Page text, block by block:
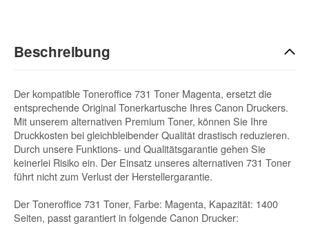
Beschreibung
Der kompatible Toneroffice 731 Toner Magenta, ersetzt die
entsprechende Original Tonerkartusche Ihres Canon Druckers.
Mit unserem alternativen Premium Toner, können Sie Ihre
Druckkosten bei gleichbleibender Qualität drastisch reduzieren.
Durch unsere Funktions- und Qualitätsgarantie gehen Sie
keinerlei Risiko ein. Der Einsatz unseres alternativen 731 Toner
führt nicht zum Verlust der Herstellergarantie.
Der Toneroffice 731 Toner, Farbe: Magenta, Kapazität: 1400
Seiten, passt garantiert in folgende Canon Drucker: